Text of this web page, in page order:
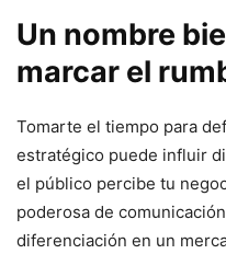
Un nombre
marcar el
Tomarte el tiempo para
estratégico puede influir
el público percibe tu
poderosa de
diferenciación en un